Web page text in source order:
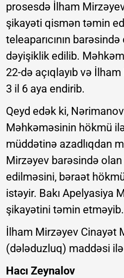
prosesdə İlham
şikayəti qismən təmin
teleaparıcının
dəyişiklik edilib.
22-də açıqlayıb və
3 il 6 aya endirib.
Qeyd edək ki,
Məhkəməsinin hökmü
müddətinə azadlıqdan
Mirzəyev barəsində
edilməsini, bəraət
istəyir. Bakı Apelyasiya
şikayətini təmin etməyib.
İlham Mirzəyev Cinayət
(dələduzluq) maddəsi
Hacı Zeynalov